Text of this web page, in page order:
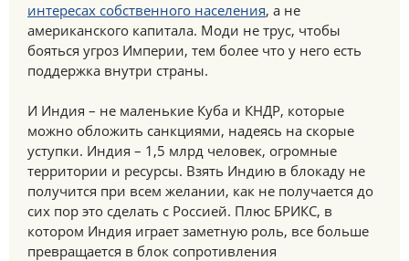
интересах собственного населения, а не
американского капитала. Моди не трус, чтобы
бояться угроз Империи, тем более что у него есть
поддержка внутри страны.
И Индия – не маленькие Куба и КНДР, которые
можно обложить санкциями, надеясь на скорые
уступки. Индия – 1,5 млрд человек, огромные
территории и ресурсы. Взять Индию в блокаду не
получится при всем желании, как не получается до
сих пор это сделать с Россией. Плюс БРИКС, в
котором Индия играет заметную роль, все больше
превращается в блок сопротивления